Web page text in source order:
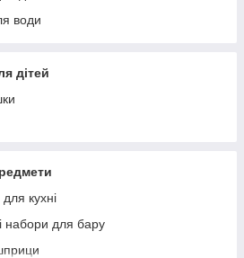
води
дітей
кухні
набори для бару